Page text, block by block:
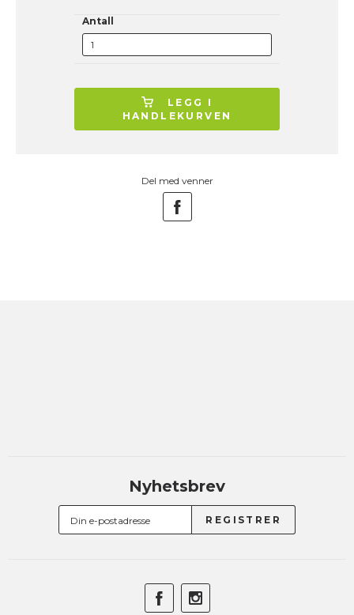
Antall
LEGG I
HANDLEKURVEN
Del med venner
Nyhetsbrev